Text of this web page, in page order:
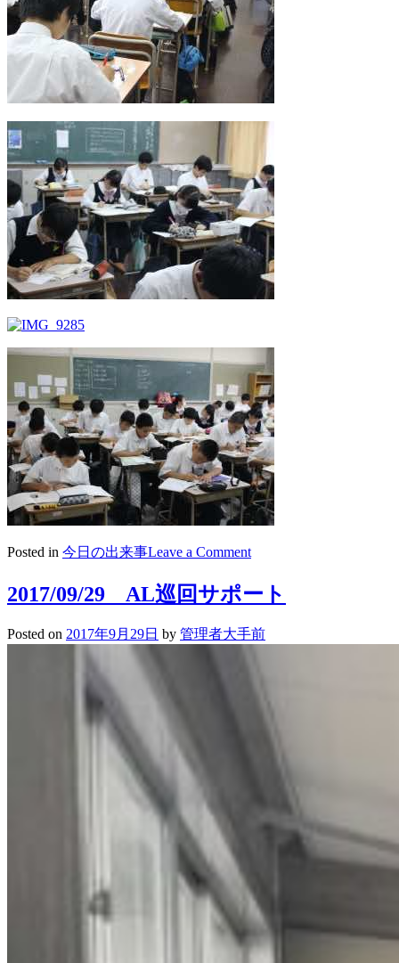
Posted in 今日の出来事Leave a Commenton
校
大
自
2017/09/29 AL巡回サポート
Posted on 2017年9月29日 by 管理者大手前